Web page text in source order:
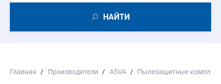
НАЙТИ
Главная Производители ASVA Пылезащитные